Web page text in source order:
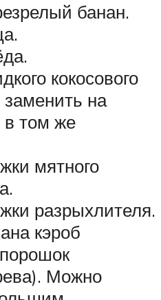
банан.
кокосового
на
в том же
мятного
разрыхлителя.
кэроб
Можно